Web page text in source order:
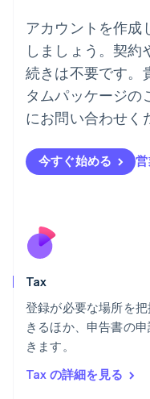
アカウントを作成
しましょう。契
続きは不要です。
タムパッケージの
にお問い合わせく
今すぐ始める
Tax
登録が必要な場所を
きるほか、申告書の
きます。
Tax の詳細を見る
ドイツ
ニュージーランド
English
ノルウェー
English
ハンガリー
フィンランド
EnglishSvenska
Français
ブルガリア
ポーランド
English
ポルトガル
マルタ